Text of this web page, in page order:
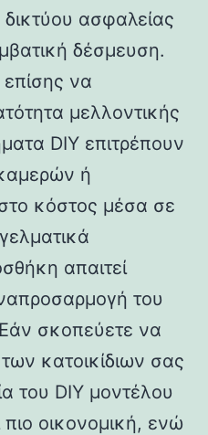
ασφαλείας
δέσμευση.
να
μελλοντικής
DIY επιτρέπουν
ή
κόστος μέσα σε
απαιτεί
του
Εάν σκοπεύετε να
κατοικίδιων σας
του DIY μοντέλου
πιο οικονομική, ενώ